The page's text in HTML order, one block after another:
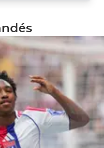
qui sont en 2 ligne ms
min... Plus blessure Doué...
190
il passe son